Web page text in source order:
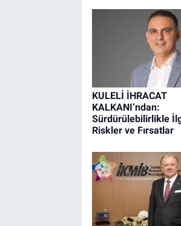
KULELİ İHRACAT
KALKANI’ndan:
Sürdürülebilirlikle
Riskler ve Fırsatlar